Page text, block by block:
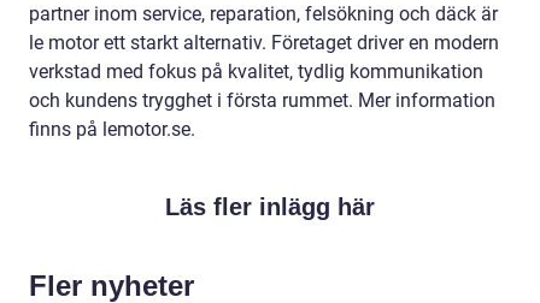
partner inom service, reparation, felsökning och däck är
le motor ett starkt alternativ. Företaget driver en modern
verkstad med fokus på kvalitet, tydlig kommunikation
och kundens trygghet i första rummet. Mer information
finns på lemotor.se.
Läs fler inlägg här
Fler nyheter